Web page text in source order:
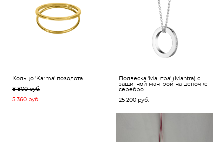
Кольцо 'Karma' позолота
8 800 pуб.
5 360 pуб.
Подвеска 'Мантра' (Mantra) с
защитной мантрой на цепочке
серебро
25 200 pуб.